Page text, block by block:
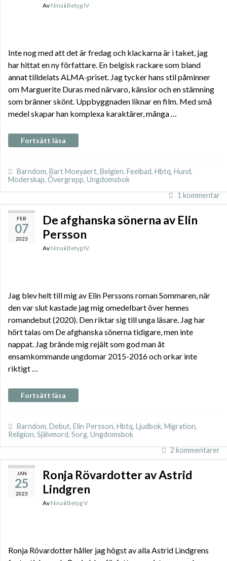
Av Nina i Betyg IV
Inte nog med att det är fredag och klackarna är i taket, jag
har hittat en ny författare. En belgisk rackare som bland
annat tilldelats ALMA-priset. Jag tycker hans stil påminner
om Marguerite Duras med närvaro, känslor och en stämning
som bränner skönt. Uppbyggnaden liknar en film. Med små
medel skapar han komplexa karaktärer, många …
Fortsätt läsa
Barndom, Bart Moeyaert, Belgien, Feelbad, Hbtq, Hund,
Moderskap, Övergrepp, Ungdomsbok
1 kommentar
FEB
07
2023
De afghanska sönerna av Elin
Persson
Av Nina i Betyg IV
Jag blev helt till mig av Elin Perssons roman Sommaren, när
den var slut kastade jag mig omedelbart över hennes
romandebut (2020). Den riktar sig till unga läsare. Jag har
hört talas om De afghanska sönerna tidigare, men inte
nappat. Jag brände mig rejält som god man åt
ensamkommande ungdomar 2015-2016 och orkar inte
riktigt …
Fortsätt läsa
Barndom, Debut, Elin Persson, Hbtq, Ljudbok, Migration,
Religion, Självmord, Sorg, Ungdomsbok
2 kommentarer
JAN
25
2023
Ronja Rövardotter av Astrid
Lindgren
Av Nina i Betyg V
Ronja Rövardotter håller jag högst av alla Astrid Lindgrens